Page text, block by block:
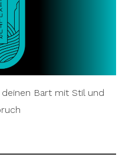
Bart mit Stil und